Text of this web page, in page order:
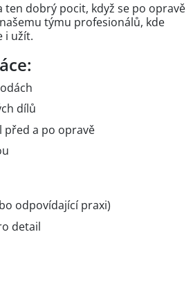
dobrý pocit, když se po opravě
týmu profesionálů, kde
i užít.
dílů
před a po opravě
odpovídající praxi)
detail